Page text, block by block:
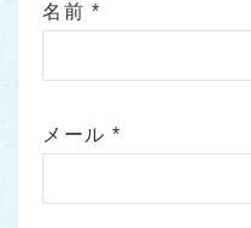
名前 *
メール*